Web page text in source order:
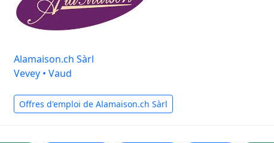
Alamaison.ch Sàrl
Vevey • Vaud
Offres d'emploi de Alamaison.ch Sàrl